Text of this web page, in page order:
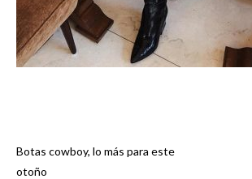
Navegación
Botas cowboy, lo más para este
otoño